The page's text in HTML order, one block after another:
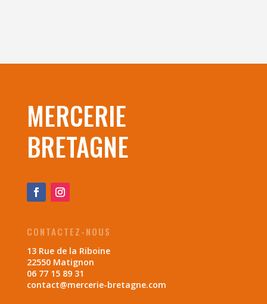
MERCERIE
BRETAGNE
CONTACTEZ-NOUS
13 Rue de la Riboine
22550 Matignon
06 77 15 89 31
contact@mercerie-bretagne.com